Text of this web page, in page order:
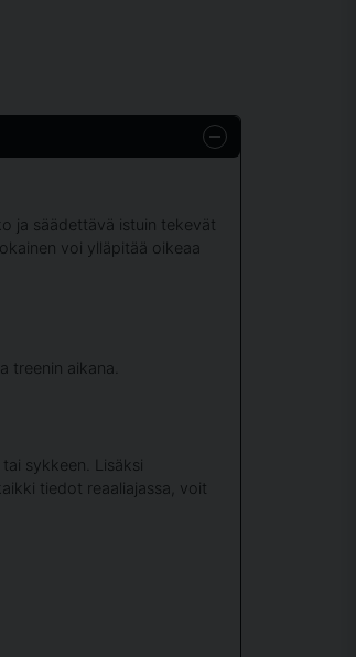
ja säädettävä istuin tekevät
voi ylläpitää oikeaa
treenin aikana.
sykkeen. Lisäksi
tiedot reaaliajassa, voit